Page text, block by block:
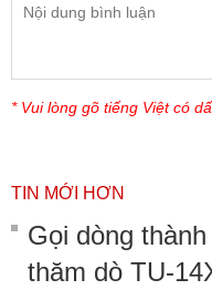
* Vui lòng gõ tiếng Việt có
TIN MỚI HƠN
Gọi dòng
thăm dò TU-